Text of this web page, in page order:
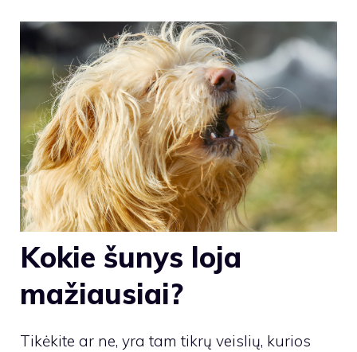
Kokie šunys loja
mažiausiai?
Tikėkite ar ne, yra tam tikrų veislių, kurios